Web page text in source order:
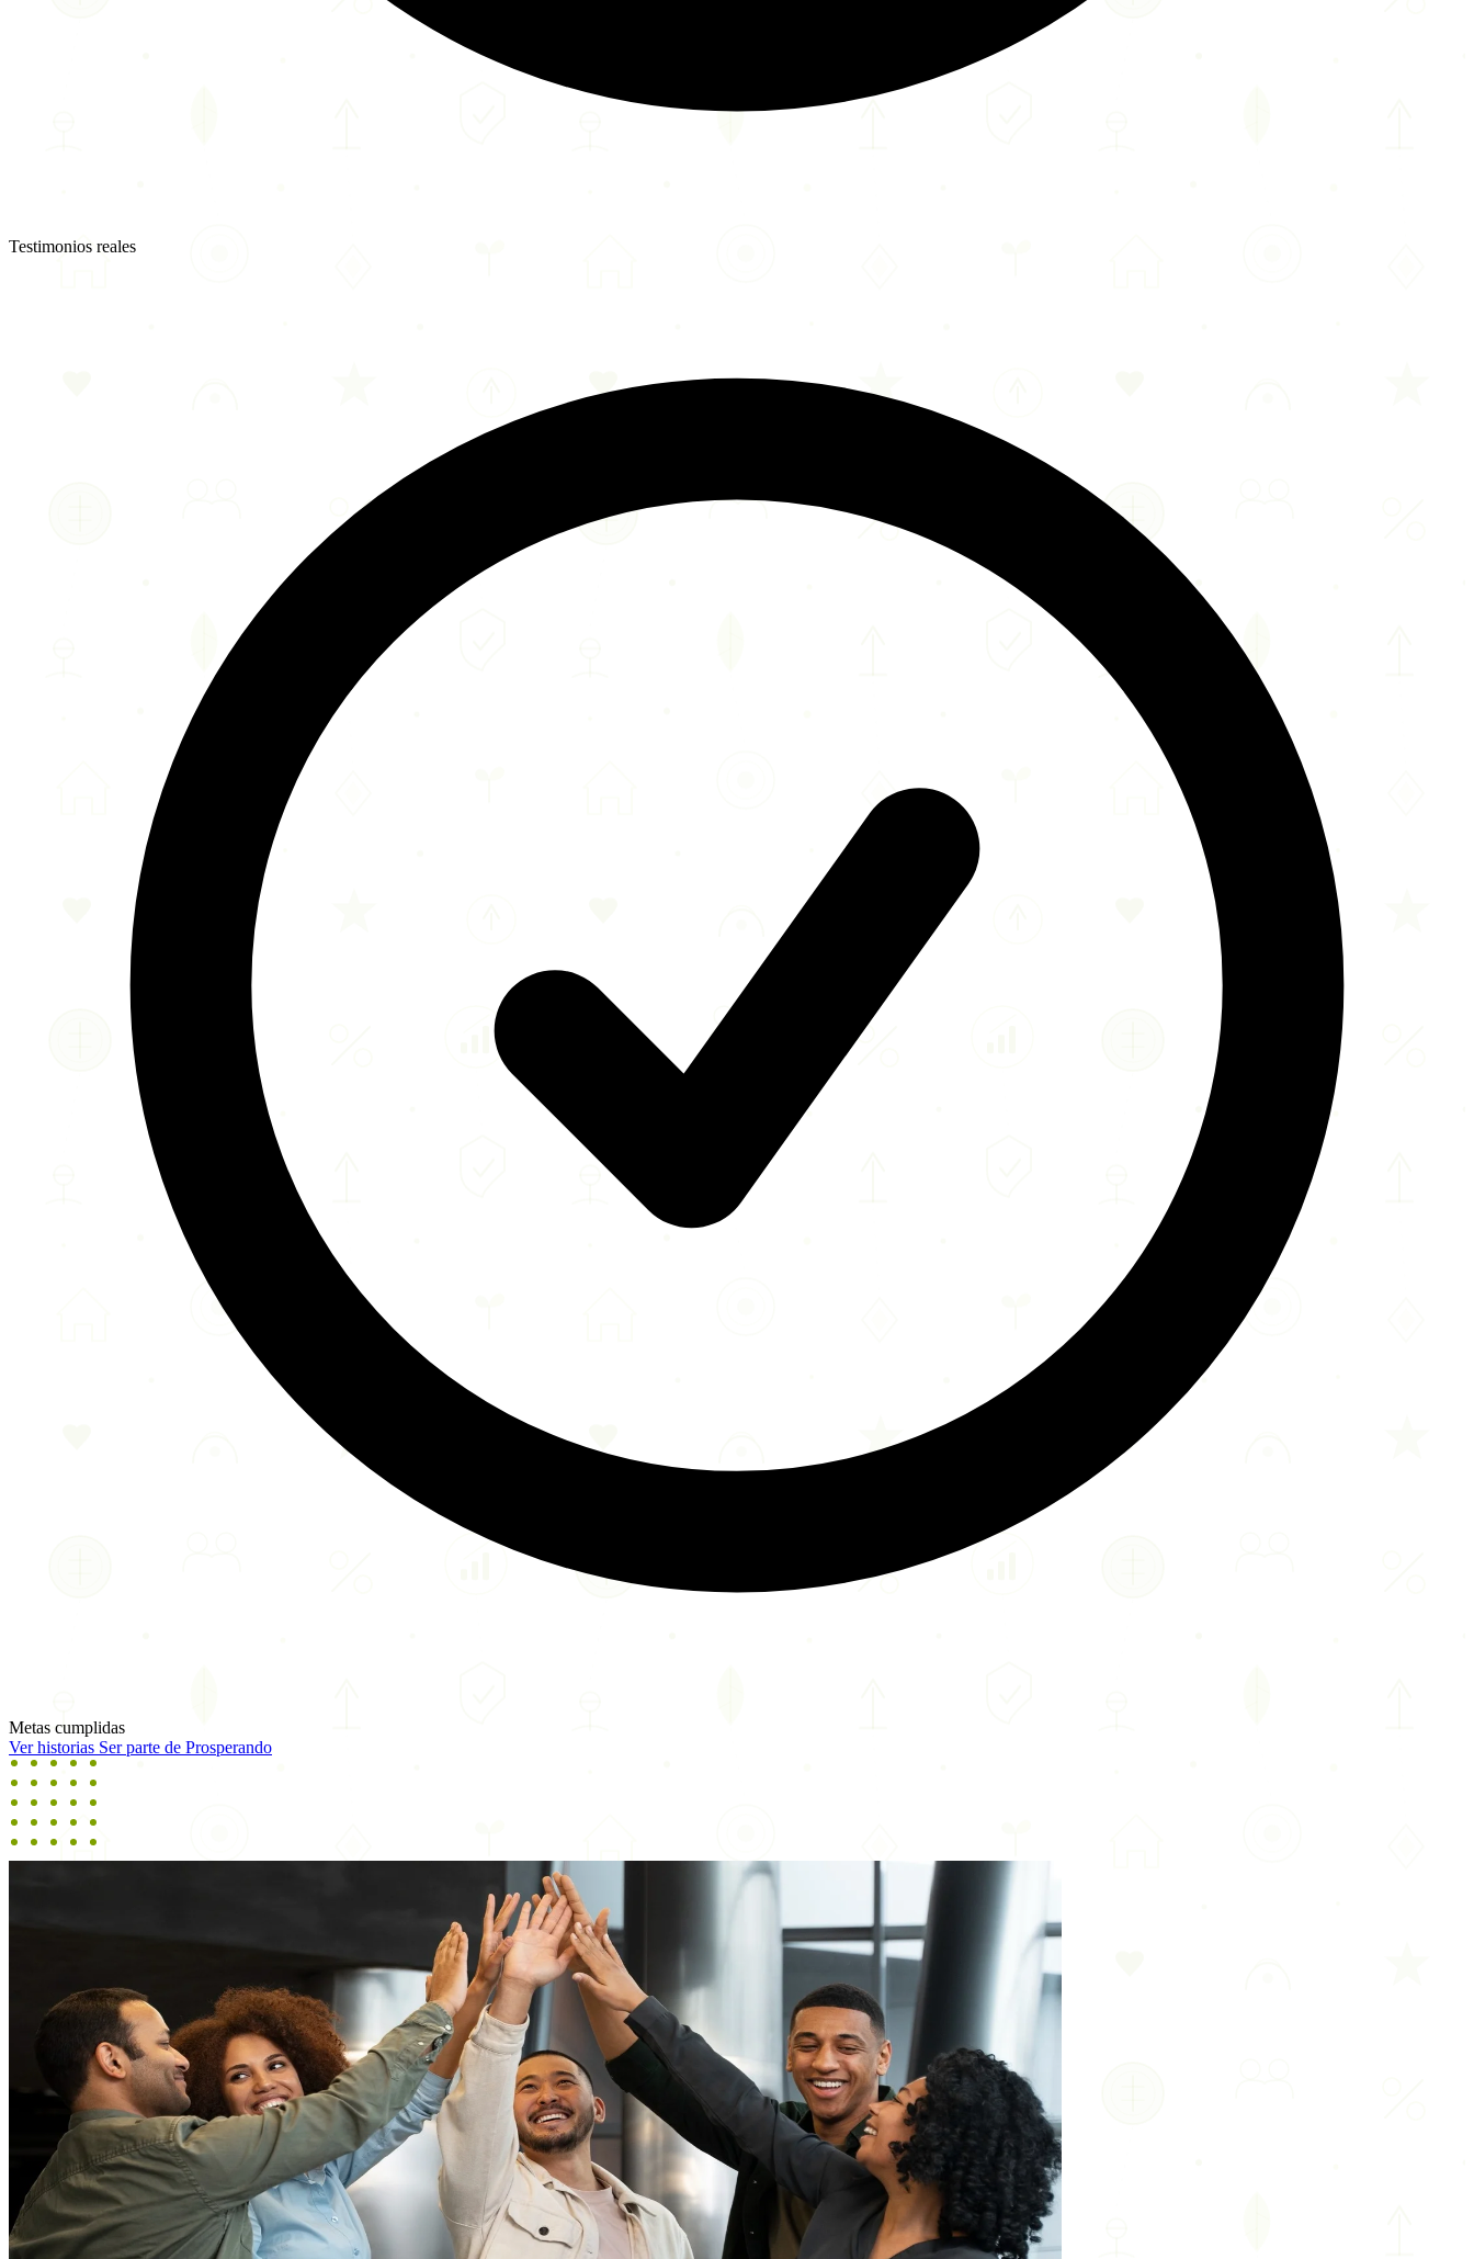
Testimonios reales
Metas cumplidas
Ver historias Ser parte de Prosperando